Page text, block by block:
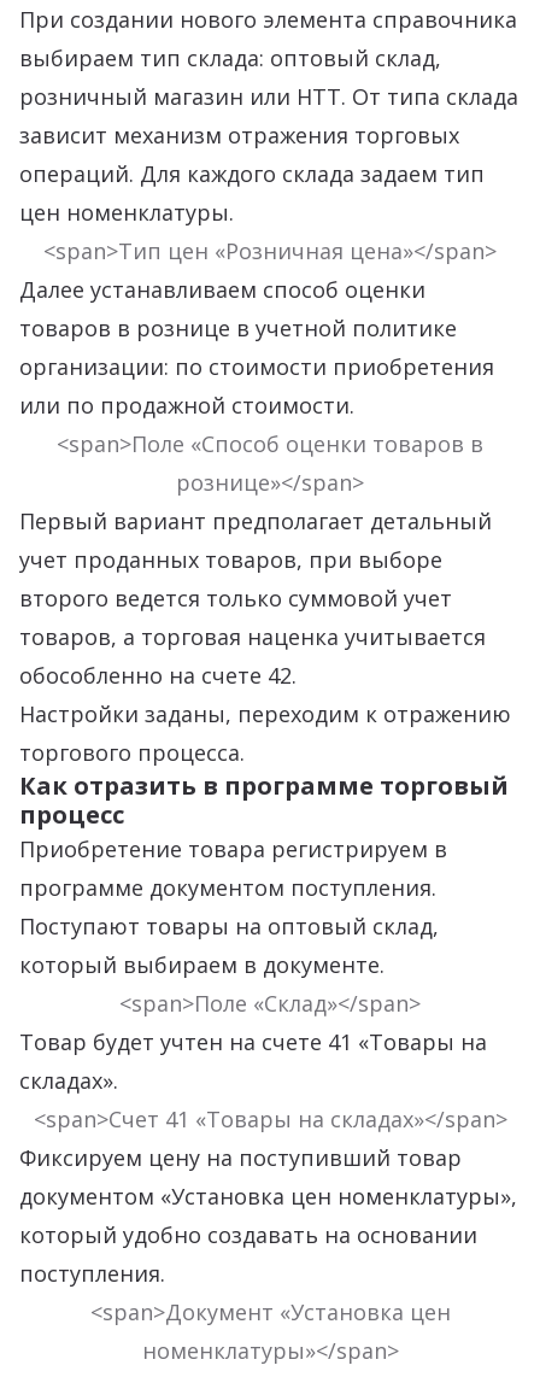
При создании нового элемента справочника
выбираем тип склада: оптовый склад,
розничный магазин или НТТ. От типа склада
зависит механизм отражения торговых
операций. Для каждого склада задаем тип
цен номенклатуры.
<span>Тип цен «Розничная цена»</span>
Далее устанавливаем способ оценки
товаров в рознице в учетной политике
организации: по стоимости приобретения
или по продажной стоимости.
<span>Поле «Способ оценки товаров в
рознице»</span>
Первый вариант предполагает детальный
учет проданных товаров, при выборе
второго ведется только суммовой учет
товаров, а торговая наценка учитывается
обособленно на счете 42.
Настройки заданы, переходим к отражению
торгового процесса.
Как отразить в программе торговый
процесс
Приобретение товара регистрируем в
программе документом поступления.
Поступают товары на оптовый склад,
который выбираем в документе.
<span>Поле «Склад»</span>
Товар будет учтен на счете 41 «Товары на
складах».
<span>Счет 41 «Товары на складах»</span>
Фиксируем цену на поступивший товар
документом «Установка цен номенклатуры»,
который удобно создавать на основании
поступления.
<span>Документ «Установка цен
номенклатуры»</span>